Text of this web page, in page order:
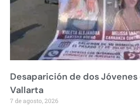
Desaparición de dos
Vallarta
7 de agosto, 2026